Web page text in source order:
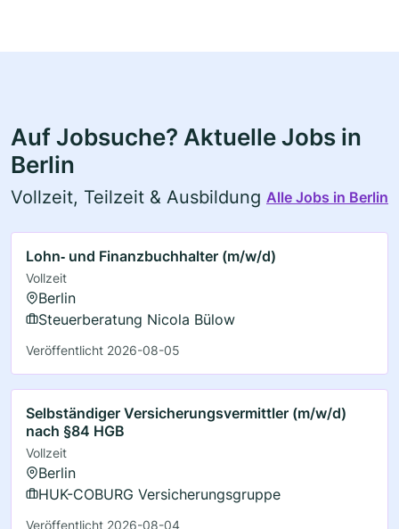
Auf Jobsuche? Aktuelle Jobs in
Berlin
Vollzeit, Teilzeit & Ausbildung Alle Jobs in Berlin
Lohn‑ und Finanzbuchhalter (m/w/d)
Vollzeit
Berlin
Steuerberatung Nicola Bülow
Veröffentlicht 2026-08-05
Selbständiger Versicherungsvermittler (m/w/d)
nach §84 HGB
Vollzeit
Berlin
HUK-COBURG Versicherungsgruppe
Veröffentlicht 2026-08-04